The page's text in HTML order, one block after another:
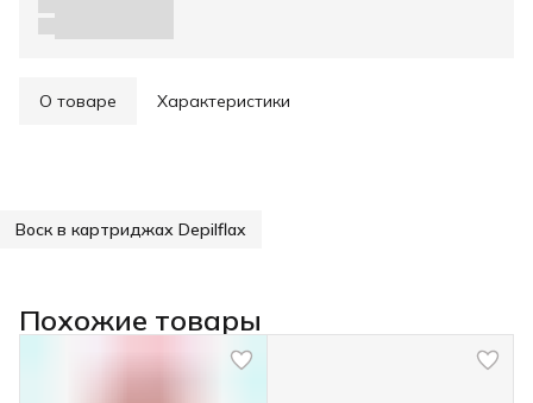
О товаре Характеристики
Воск в картриджах Depilflax
Похожие товары